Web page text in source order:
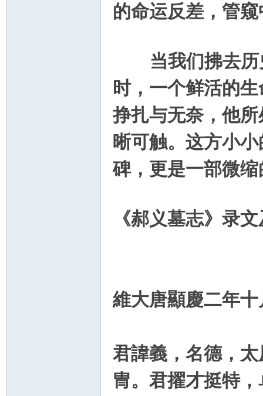
的命运反差，管
当我们拂去历
时，一个鲜活的
挣扎与无奈，他
晰可触。这方小
碑，更是一部微
《郝义墓志》录
維大唐顯慶二年
君諱義，名德，
冑。君擢才挺特